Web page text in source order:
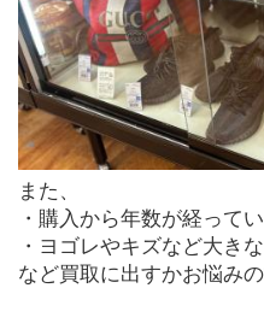
また、
・購入から年数が経って
・ヨゴレやキズなど大き
など買取に出すかお悩み